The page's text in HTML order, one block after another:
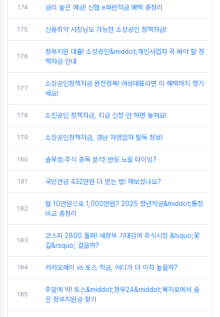
174 금리 높은 예금! 신협 e파란적금 혜택 총정리
175 신용취약 사장님도 가능한 소상공인 정책자금!
176
정부지원 대출! 소상공인&middot;개인사업자 꼭 봐야 할 정
책자금 안내
177
소상공인정책자금 완전정복! 여성대표라면 이 혜택까지 챙기
세요!
178 소진공인 정책자금, 지금 신청 안 하면 놓쳐요!
179 소상공인정책자금, 경남 자영업자 필독 정보!
180 솔루엠 주식 종목 분석! 반등 노릴 타이밍?
181 국민연금 432만원 더 받는 법! 해보셨나요?
182
월 10만원으로 1,000만원? 2025 청년적금&middot;통장
비교 총정리
183
코스피 2800 돌파! 새정부 기대감에 주식시장 &lsquo;꽃
길&rsquo; 걸을까?
184 카카오페이 vs 토스 적금, 어디가 더 이자 높을까?
185
주말에 딱! 토스&middot;정부24&middot;복지로에서 숨
은 정부지원금 찾기